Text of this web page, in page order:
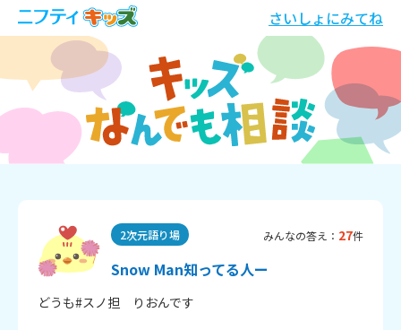
さいしょにみてね
2次元語り場 みんなの答え： 27件
Snow Man知ってる人ー
どうも#スノ担　りおんです